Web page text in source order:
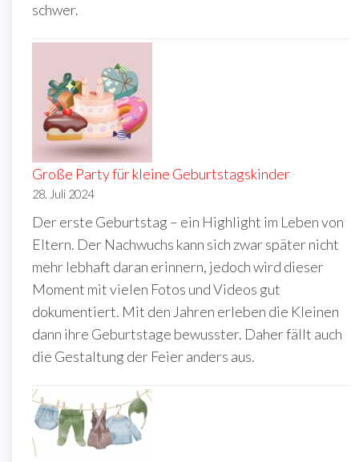
schwer.
Große Party für kleine Geburtstagskinder
28. Juli 2024
Der erste Geburtstag – ein Highlight im Leben von
Eltern. Der Nachwuchs kann sich zwar später nicht
mehr lebhaft daran erinnern, jedoch wird dieser
Moment mit vielen Fotos und Videos gut
dokumentiert. Mit den Jahren erleben die Kleinen
dann ihre Geburtstage bewusster. Daher fällt auch
die Gestaltung der Feier anders aus.